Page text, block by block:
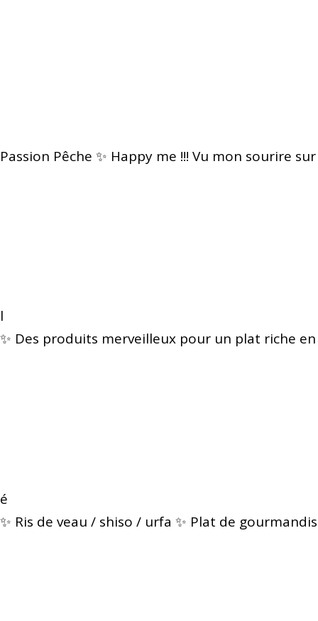
Passion Pêche ✨ Happy me !!! Vu mon sourire sur
l
✨ Des produits merveilleux pour un plat riche en
é
✨ Ris de veau / shiso / urfa ✨ Plat de gourmandis